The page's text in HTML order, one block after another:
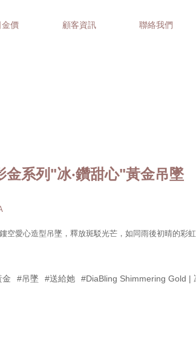
價 顧客資訊 聯絡我們
金系列"冰‧鑽甜心"黃金吊墜
空愛心造型吊墜，釋放斑駁光芒，如同雨後初晴的彩虹
金 #吊墜 #送給她 #DiaBling Shimmering Gold |